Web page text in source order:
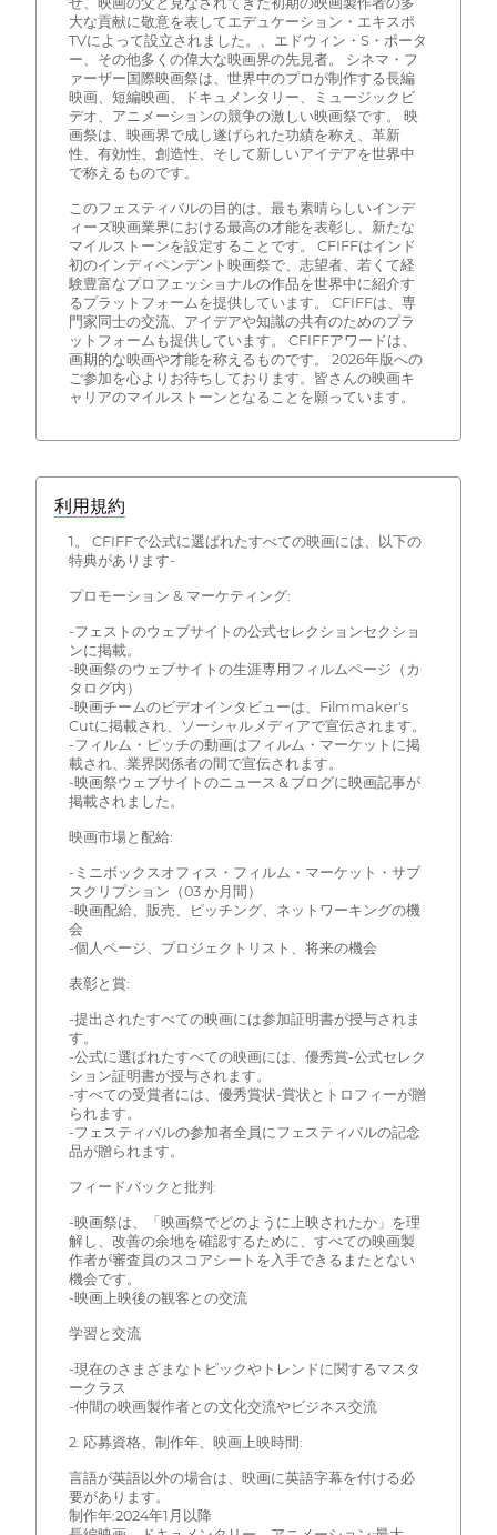
大な貢献に敬意を表してエデュケーション・エキスポ
TVによって設立されました。、エドウィン・S・ポータ
ー、その他多くの偉大な映画界の先見者。 シネマ・フ
ァーザー国際映画祭は、世界中のプロが制作する長編
映画、短編映画、ドキュメンタリー、ミュージックビ
デオ、アニメーションの競争の激しい映画祭です。 映
画祭は、映画界で成し遂げられた功績を称え、革新
性、有効性、創造性、そして新しいアイデアを世界中
で称えるものです。
このフェスティバルの目的は、最も素晴らしいインデ
ィーズ映画業界における最高の才能を表彰し、新たな
マイルストーンを設定することです。 CFIFFはインド
初のインディペンデント映画祭で、志望者、若くて経
験豊富なプロフェッショナルの作品を世界中に紹介す
るプラットフォームを提供しています。 CFIFFは、専
門家同士の交流、アイデアや知識の共有のためのプラ
ットフォームも提供しています。 CFIFFアワードは、
画期的な映画や才能を称えるものです。 2026年版への
ご参加を心よりお待ちしております。皆さんの映画キ
ャリアのマイルストーンとなることを願っています。
利用規約
1。 CFIFFで公式に選ばれたすべての映画には、以下の
特典があります-
プロモーション & マーケティング:
-フェストのウェブサイトの公式セレクションセクショ
ンに掲載。
-映画祭のウェブサイトの生涯専用フィルムページ（カ
タログ内）
-映画チームのビデオインタビューは、Filmmaker's
Cutに掲載され、ソーシャルメディアで宣伝されます。
-フィルム・ピッチの動画はフィルム・マーケットに掲
載され、業界関係者の間で宣伝されます。
-映画祭ウェブサイトのニュース＆ブログに映画記事が
掲載されました。
映画市場と配給:
-ミニボックスオフィス・フィルム・マーケット・サブ
スクリプション（03 か月間）
-映画配給、販売、ピッチング、ネットワーキングの機
会
-個人ページ、プロジェクトリスト、将来の機会
表彰と賞:
-提出されたすべての映画には参加証明書が授与されま
す。
-公式に選ばれたすべての映画には、優秀賞-公式セレク
ション証明書が授与されます。
-すべての受賞者には、優秀賞状-賞状とトロフィーが贈
られます。
-フェスティバルの参加者全員にフェスティバルの記念
品が贈られます。
フィードバックと批判:
-映画祭は、「映画祭でどのように上映されたか」を理
解し、改善の余地を確認するために、すべての映画製
作者が審査員のスコアシートを入手できるまたとない
機会です。
-映画上映後の観客との交流
学習と交流
-現在のさまざまなトピックやトレンドに関するマスタ
ークラス
-仲間の映画製作者との文化交流やビジネス交流
2. 応募資格、制作年、映画上映時間:
言語が英語以外の場合は、映画に英語字幕を付ける必
要があります。
制作年:2024年1月以降